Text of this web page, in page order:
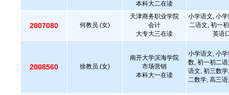
本科大二在读
2007080 何教员.(女)
天津商务职业学院
会计
大专大三在读
小学语文, 小
二语文, 初一
英语
2008560 徐教员.(女)
南开大学滨海学院
市场营销
本科大一在读
小学语文, 小
数, 初一初二
语文, 初三数
二数学, 高三